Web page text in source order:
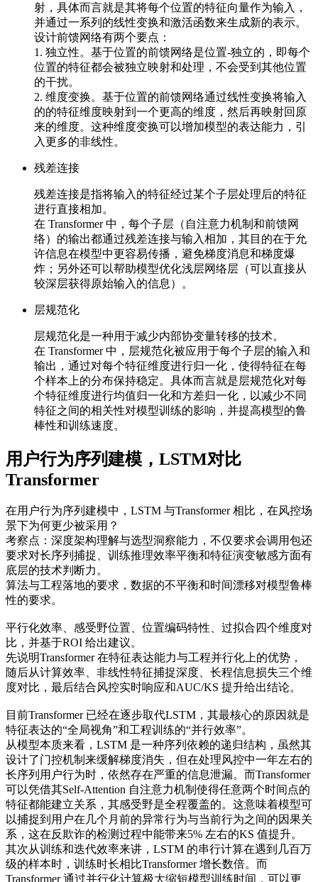
射，具体而言就是其将每个位置的特征向量作为输入，
并通过一系列的线性变换和激活函数来生成新的表示。
设计前馈网络有两个要点：
1. 独立性。基于位置的前馈网络是位置-独立的，即每个
位置的特征都会被独立映射和处理，不会受到其他位置
的干扰。
2. 维度变换。基于位置的前馈网络通过线性变换将输入
的的特征维度映射到一个更高的维度，然后再映射回原
来的维度。这种维度变换可以增加模型的表达能力，引
入更多的非线性。
残差连接
残差连接是指将输入的特征经过某个子层处理后的特征
进行直接相加。
在 Transformer 中，每个子层（自注意力机制和前馈网
络）的输出都通过残差连接与输入相加，其目的在于允
许信息在模型中更容易传播，避免梯度消息和梯度爆
炸；另外还可以帮助模型优化浅层网络层（可以直接从
较深层获得原始输入的信息）。
层规范化
层规范化是一种用于减少内部协变量转移的技术。
在 Transformer 中，层规范化被应用于每个子层的输入和
输出，通过对每个特征维度进行归一化，使得特征在每
个样本上的分布保持稳定。具体而言就是层规范化对每
个特征维度进行均值归一化和方差归一化，以减少不同
特征之间的相关性对模型训练的影响，并提高模型的鲁
棒性和训练速度。
用户行为序列建模，LSTM对比
Transformer
在用户行为序列建模中，LSTM 与Transformer 相比，在风控场
景下为何更少被采用？
考察点：深度架构理解与选型洞察能力，不仅要求会调用包还
要求对长序列捕捉、训练推理效率平衡和特征演变敏感方面有
底层的技术判断力。
算法与工程落地的要求，数据的不平衡和时间漂移对模型鲁棒
性的要求。
平行化效率、感受野位置、位置编码特性、过拟合四个维度对
比，并基于ROI 给出建议。
先说明Transformer 在特征表达能力与工程并行化上的优势，
随后从计算效率、非线性特征捕捉深度、长程信息损失三个维
度对比，最后结合风控实时响应和AUC/KS 提升给出结论。
目前Transformer 已经在逐步取代LSTM，其最核心的原因就是
特征表达的“全局视角”和工程训练的“并行效率”。
从模型本质来看，LSTM 是一种序列依赖的递归结构，虽然其
设计了门控机制来缓解梯度消失，但在处理风控中一年左右的
长序列用户行为时，依然存在严重的信息泄漏。而Transformer
可以凭借其Self-Attention 自注意力机制使得任意两个时间点的
特征都能建立关系，其感受野是全程覆盖的。这意味着模型可
以捕捉到用户在几个月前的异常行为与当前行为之间的因果关
系，这在反欺诈的检测过程中能带来5% 左右的KS 值提升。
其次从训练和迭代效率来讲，LSTM 的串行计算在遇到几百万
级的样本时，训练时长相比Transformer 增长数倍。而
Transformer 通过并行化计算极大缩短模型训练时间，可以更